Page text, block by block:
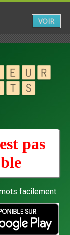
pas
facilement :
VOIR